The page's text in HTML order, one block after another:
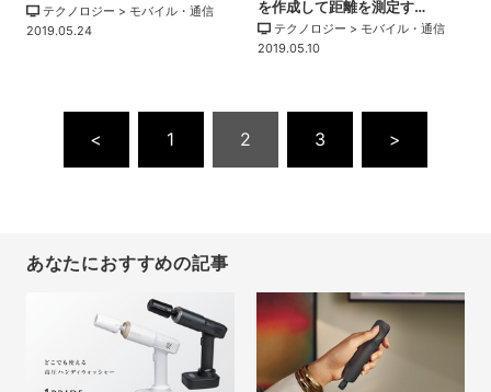
テクノロジー > モバイル・通信
2019.05.24
を作成して距離を測定す…
テクノロジー > モバイル・通信
2019.05.10
< 1 2 3 >
あなたにおすすめの記事